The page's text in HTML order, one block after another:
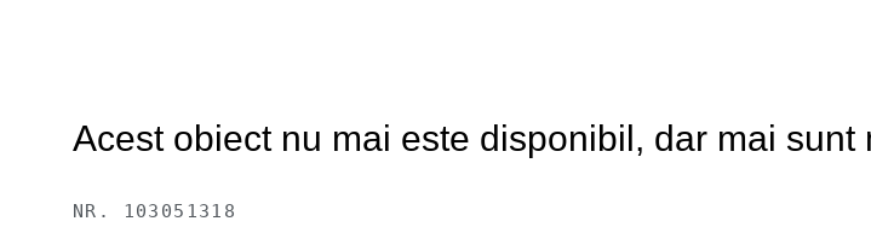
Acest obiect nu mai este disponibil, dar mai
NR. 103051318